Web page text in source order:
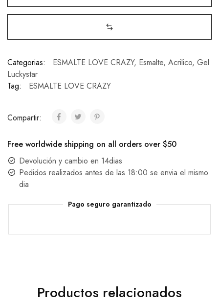
Categorias: ESMALTE LOVE CRAZY, Esmalte, Acrilico, Gel
Luckystar
Tag:
ESMALTE LOVE CRAZY
Compartir:
Free worldwide shipping on all orders over $50
Devolución y cambio en 14dias
Pedidos realizados antes de las 18:00 se envia el mismo
dia
Pago seguro garantizado
Productos relacionados